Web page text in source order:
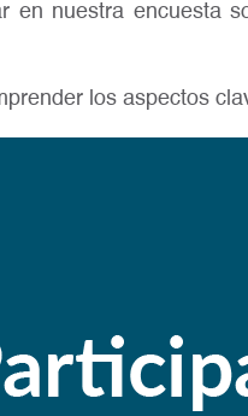
en nuestra encuesta
los aspectos